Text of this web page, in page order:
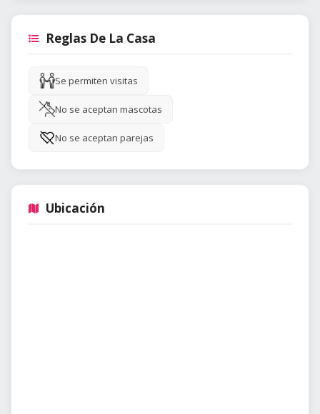
Reglas De La Casa
Se permiten visitas
No se aceptan mascotas
No se aceptan parejas
Ubicación